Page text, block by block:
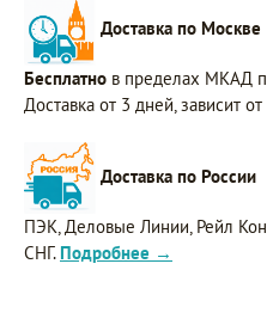
Доставка по Москве
Бесплатно в пределах МКАД
Доставка от 3 дней, зависит
Доставка по России
ПЭК, Деловые Линии, Рейл
СНГ. Подробнее →